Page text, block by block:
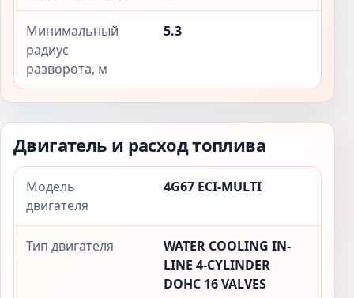
Минимальный
радиус
разворота, м
5.3
Двигатель и расход топлива
Модель
двигателя
4G67 ECI-MULTI
Тип двигателя
WATER COOLING IN-
LINE 4-CYLINDER
DOHC 16 VALVES